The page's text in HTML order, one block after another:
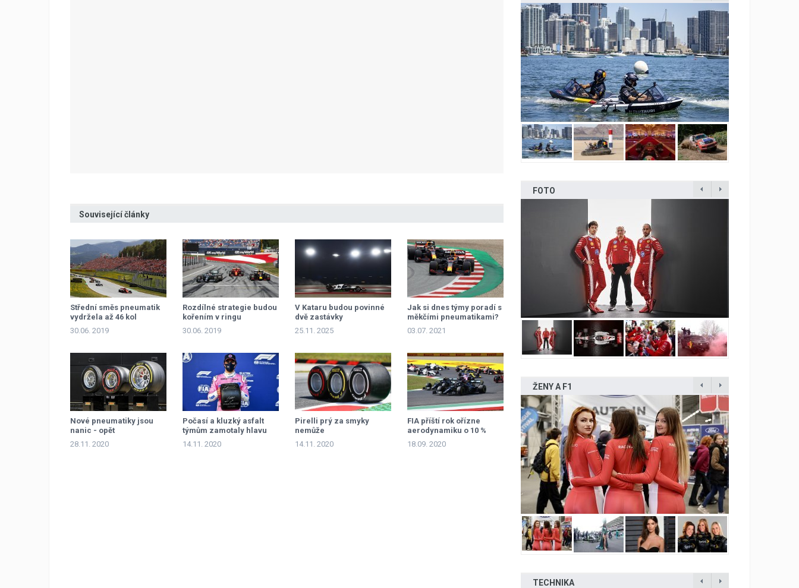
Související články
Střední směs pneumatik
vydržela až 46 kol
30.06. 2019
Rozdílné strategie budou
kořením v ringu
30.06. 2019
V Kataru budou povinné
dvě zastávky
25.11. 2025
Jak si dnes týmy poradí s
měkčími pneumatikami?
03.07. 2021
Nové pneumatiky jsou
nanic - opět
28.11. 2020
Počasí a kluzký asfalt
týmům zamotaly hlavu
14.11. 2020
Pirelli prý za smyky
nemůže
14.11. 2020
FIA příští rok ořízne
aerodynamiku o 10 %
18.09. 2020
FOTO
ŽENY A F1
TECHNIKA